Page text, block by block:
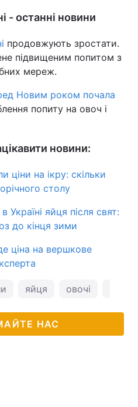
- останні новини
продовжують зростати.
підвищеним попитом з
мереж.
Новим роком почала
попиту на овоч і
новини:
ціни на ікру: скільки
столу
яйця після свят:
до кінця зими
ціна на вершкове
яйця овочі
НАС